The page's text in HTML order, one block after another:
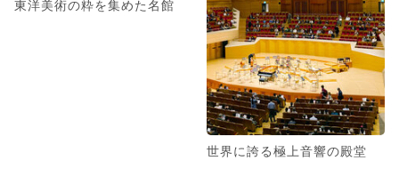
東洋美術の粋を集めた名館
世界に誇る極上音響の殿堂